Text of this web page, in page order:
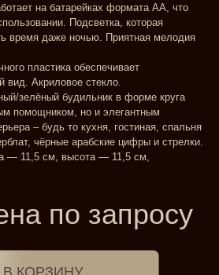
на батарейках формата AA, что
Подсветка, которая
время даже ночью. Приятная мелодия
пластика обеспечивает
вид. Акриловое стекло.
зелёный будильник в форме круга
помощником, но и элегантным
– будь то кухня, гостиная, спальня
чёрные арабские цифры и стрелки.
— 11,5 см, высота — 11,5 см,
по запросу